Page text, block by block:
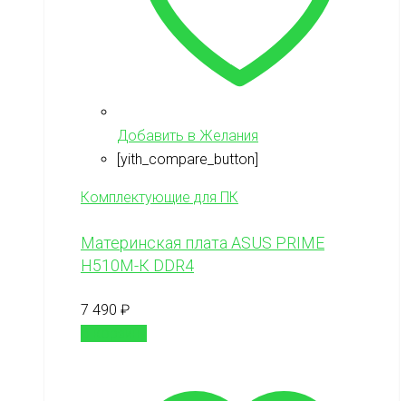
Добавить в Желания
[yith_compare_button]
Комплектующие для ПК
Материнская плата ASUS PRIME
H510M-К DDR4
7 490 ₽